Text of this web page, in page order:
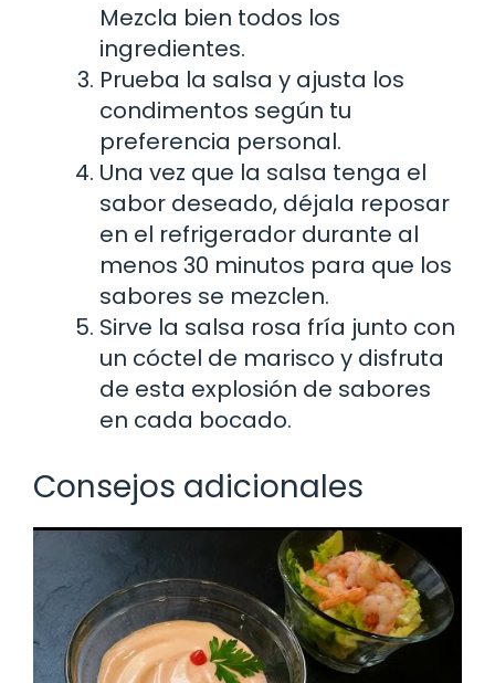
Mezcla bien todos los
ingredientes.
Prueba la salsa y ajusta los
condimentos según tu
preferencia personal.
Una vez que la salsa tenga el
sabor deseado, déjala reposar
en el refrigerador durante al
menos 30 minutos para que los
sabores se mezclen.
Sirve la salsa rosa fría junto con
un cóctel de marisco y disfruta
de esta explosión de sabores
en cada bocado.
Consejos adicionales